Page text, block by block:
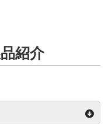
【省エネ革新】超低消費電力 反射型TFT液晶モジュール
紹介